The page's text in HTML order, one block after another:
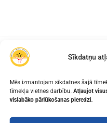
Sīkdatņu
Mēs izmantojam sīkdatnes šajā
tīmekļa vietnes darbību. Atļaujot
vislabāko pārlūkošanas pieredzi.